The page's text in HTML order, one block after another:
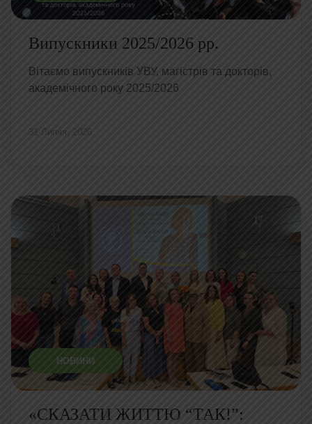
Випускники 2025/2026 рр.
Вітаємо випускників УВУ, магістрів та докторів,
академічного року 2025/2026
31 Липня, 2026
НОВИНИ
«СКАЗАТИ ЖИТТЮ “ТАК!”: